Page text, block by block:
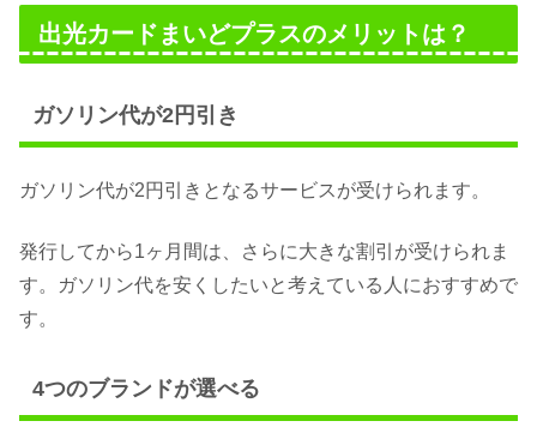
出光カードまいどプラスのメリットは？
ガソリン代が2円引き
ガソリン代が2円引きとなるサービスが受けられます。
発行してから1ヶ月間は、さらに大きな割引が受けられま
す。ガソリン代を安くしたいと考えている人におすすめで
す。
4つのブランドが選べる